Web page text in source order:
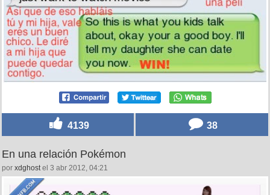
4139 38
En una relación Pokémon
por xdghostel 3 abr 2012, 04:21